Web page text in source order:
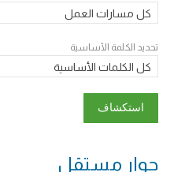
كل مسارات العمل
تحديد الكلمة الأساسية
كل الكلمات الأساسية
حوار ‎مستقل